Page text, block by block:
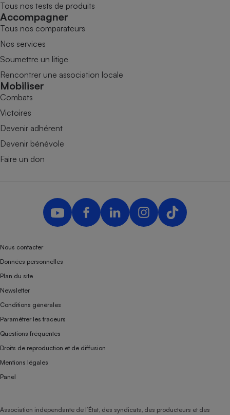
Tous nos tests de produits
Accompagner
Tous nos comparateurs
Nos services
Soumettre un litige
Rencontrer une association locale
Mobiliser
Combats
Victoires
Devenir adhérent
Devenir bénévole
Faire un don
Nous contacter
Données personnelles
Plan du site
Newsletter
Conditions générales
Paramétrer les traceurs
Questions fréquentes
Droits de reproduction et de diffusion
Mentions légales
Panel
Association indépendante de l’État, des syndicats, des producteurs et des